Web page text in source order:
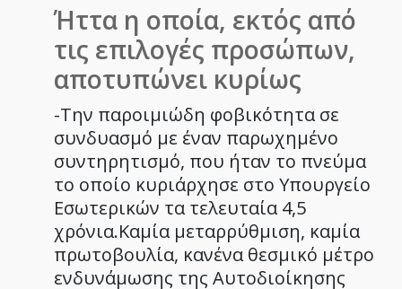
Ήττα η οποία, εκτός από
τις επιλογές προσώπων,
αποτυπώνει κυρίως
-Την παροιμιώδη φοβικότητα σε
συνδυασμό με έναν παρωχημένο
συντηρητισμό, που ήταν το πνεύμα
το οποίο κυριάρχησε στο Υπουργείο
Εσωτερικών τα τελευταία 4,5
χρόνια.Καμία μεταρρύθμιση, καμία
πρωτοβουλία, κανένα θεσμικό μέτρο
ενδυνάμωσης της Αυτοδιοίκησης